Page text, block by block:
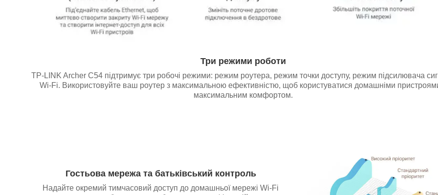
Три режими роботи
TP-LINK Archer C54 підтримує три робочі режими: режим роутера, режим точки доступу, режим підсилювача
Wi-Fi. Використовуйте ваш роутер з максимальною ефективністю, щоб користуватися домашніми
максимальним комфортом.
Гостьова мережа та батьківський контроль
Надайте окремий тимчасовий доступ до домашньої мережі Wi-Fi